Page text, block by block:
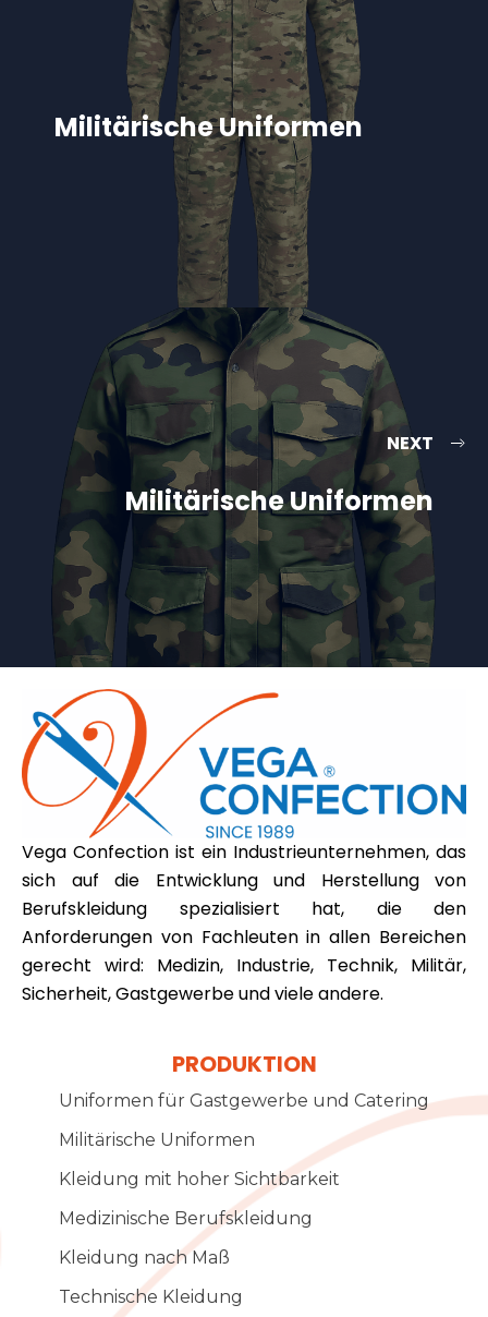
Militärische Uniformen
NEXT
Militärische Uniformen
Vega Confection ist ein Industrieunternehmen, das
sich auf die Entwicklung und Herstellung von
Berufskleidung spezialisiert hat, die den
Anforderungen von Fachleuten in allen Bereichen
gerecht wird: Medizin, Industrie, Technik, Militär,
Sicherheit, Gastgewerbe und viele andere.
PRODUKTION
Uniformen für Gastgewerbe und Catering
Militärische Uniformen
Kleidung mit hoher Sichtbarkeit
Medizinische Berufskleidung
Kleidung nach Maß
Technische Kleidung